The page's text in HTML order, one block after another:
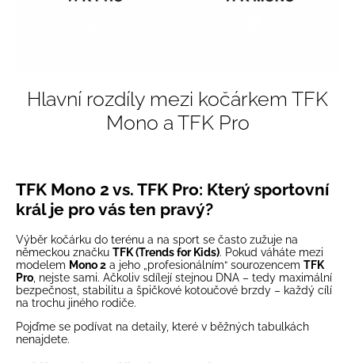
Hlavní rozdíly mezi kočárkem TFK
Mono a TFK Pro
TFK Mono 2 vs. TFK Pro: Který sportovní
král je pro vás ten pravý?
Výběr kočárku do terénu a na sport se často zužuje na
německou značku TFK (Trends for Kids). Pokud váháte mezi
modelem Mono 2 a jeho „profesionálním“ sourozencem TFK
Pro , nejste sami. Ačkoliv sdílejí stejnou DNA – tedy maximální
bezpečnost, stabilitu a špičkové kotoučové brzdy – každý cílí
na trochu jiného rodiče.
Pojďme se podívat na detaily, které v běžných tabulkách
nenajdete.